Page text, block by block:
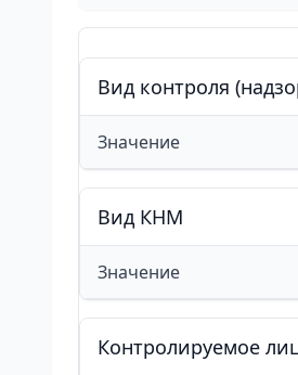
Вид контроля
Значение
Вид КНМ
Значение
Контролируемое